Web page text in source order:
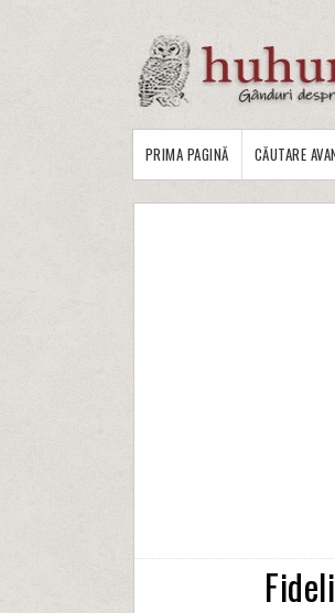
PRIMA PAGINĂ CĂUTARE